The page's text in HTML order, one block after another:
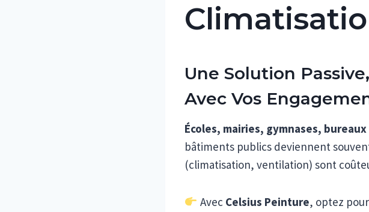
Une Solution
Avec Vos
Écoles, mairies, gymnases,
bâtiments publics deviennent
(climatisation, ventilation) sont
Avec Celsius Peinture, optez